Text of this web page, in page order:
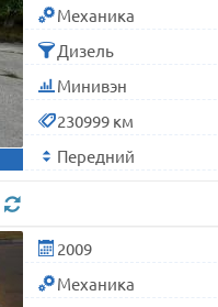
Механика
Дизель
Минивэн
230999 км
Передний
2009
Механика